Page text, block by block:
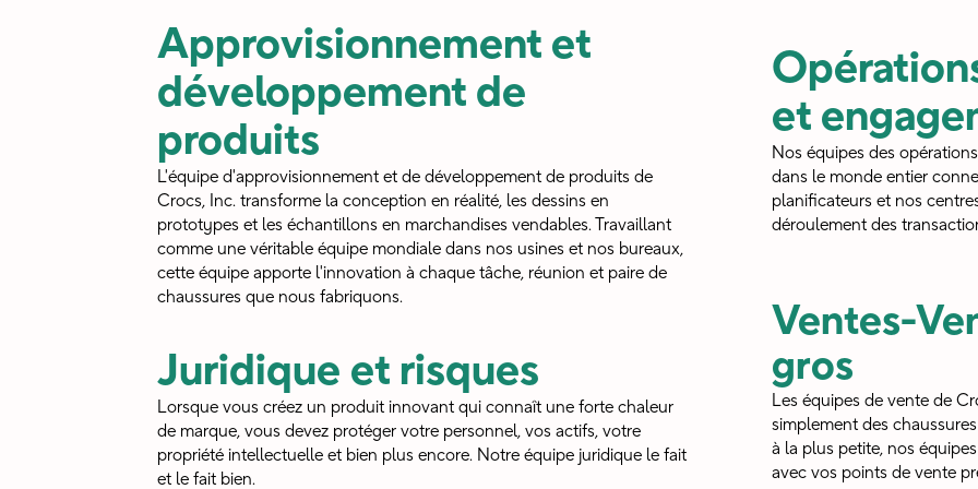
Approvisionnement et
développement de
produits
L'équipe d'approvisionnement et de développement de produits de
Crocs, Inc. transforme la conception en réalité, les dessins en
prototypes et les échantillons en marchandises vendables. Travaillant
comme une véritable équipe mondiale dans nos usines et nos bureaux,
cette équipe apporte l'innovation à chaque tâche, réunion et paire de
chaussures que nous fabriquons.
Juridique et risques
Lorsque vous créez un produit innovant qui connaît une forte chaleur
de marque, vous devez protéger votre personnel, vos actifs, votre
propriété intellectuelle et bien plus encore. Notre équipe juridique le fait
et le fait bien.
et
Nos équipes des
dans le monde entier
planificateurs et nos
déroulement des
Ventes-
gros
Les équipes de vente de
simplement des
à la plus petite, nos
avec vos points de vente